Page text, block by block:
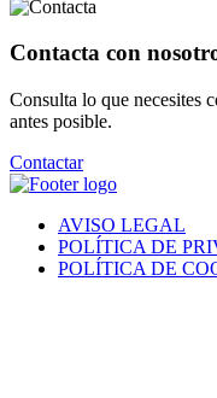
Contacta con
Consulta lo que necesites
antes posible.
Contactar
AVISO LEGAL
POLÍTICA DE
POLÍTICA DE